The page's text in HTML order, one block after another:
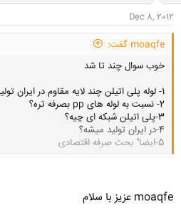
Dec 8, 2012
moaqfe گفت:
خوب سوال چند تا شد
1- لوله پلی اتیلن چند لایه مقاوم در ایران تولید میشه یا نه؟
2- نسبت به لوله های pp بصرفه تره؟
3-پلی اتیلن شبکه ای چیه؟
4-در ایران تولید میشه؟
5-ایضا" بحث صرفه اقتصادی
moaqfe عزیز با سلام